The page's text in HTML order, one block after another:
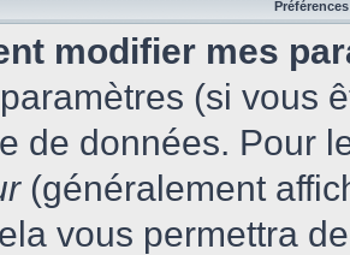
modifier mes
(si vous
de données. Pour
(généralement
vous permettra